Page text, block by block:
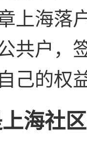
上海落
共户，
己的权
海社